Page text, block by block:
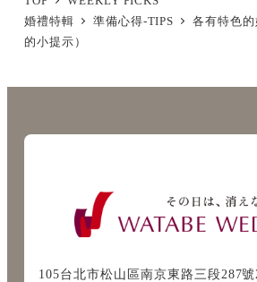
婚禮特輯
準備心得-TIPS
各有特色
的小提示）
105台北市松山區南京東路三段287